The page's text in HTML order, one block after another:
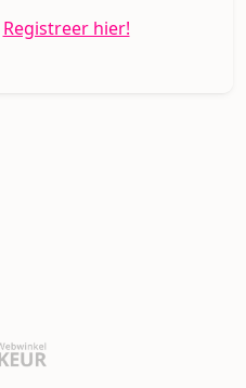
Registreer hier!